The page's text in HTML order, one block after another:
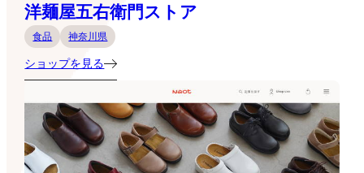
洋麺屋五右衛門ストア
食品 神奈川県
ショップを見る